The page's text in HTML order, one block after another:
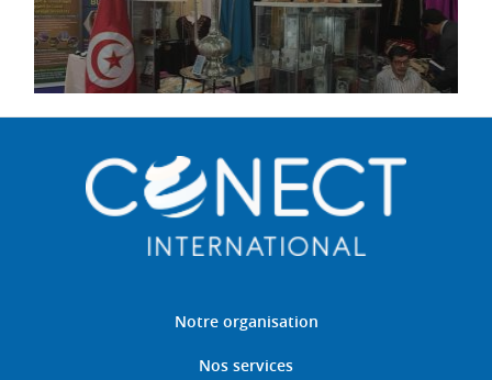
Notre organisation
Nos services